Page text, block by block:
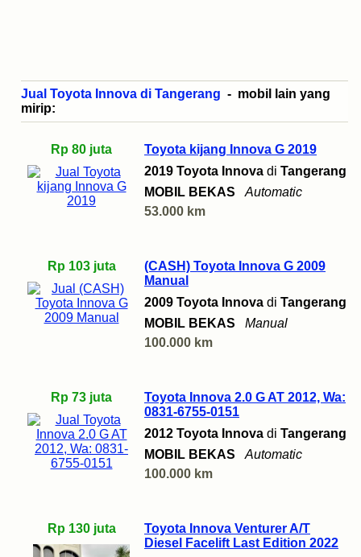
Jual Toyota Innova di Tangerang - mobil lain yang
mirip:
Rp 80 juta
Toyota kijang Innova G 2019
2019 Toyota Innova di Tangerang
MOBIL BEKAS
Automatic
53.000 km
Rp 103 juta
(CASH) Toyota Innova G 2009
Manual
2009 Toyota Innova di Tangerang
MOBIL BEKAS
Manual
100.000 km
Rp 73 juta
Toyota Innova 2.0 G AT 2012, Wa:
0831-6755-0151
2012 Toyota Innova di Tangerang
MOBIL BEKAS
Automatic
100.000 km
Rp 130 juta
Toyota Innova Venturer A/T
Diesel Facelift Last Edition 2022